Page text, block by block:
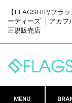
【FLAGSHIP/フラ
ーディーズ ｜アカプ
正規販売店
MENU